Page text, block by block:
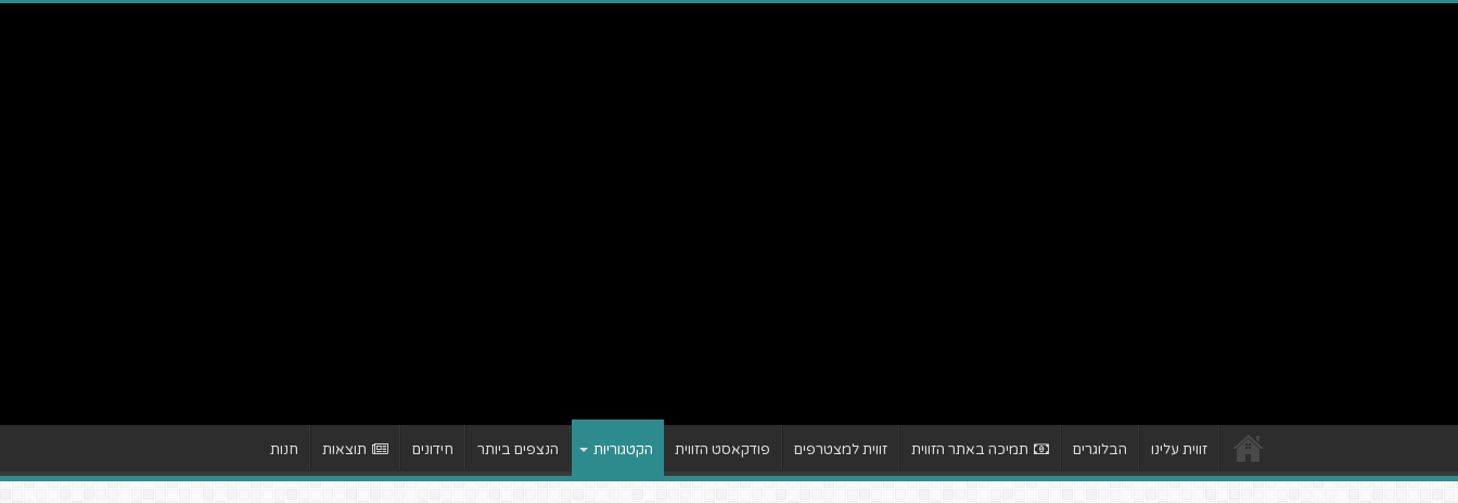
זווית עלינו הבלוגרים תמיכה באתר הזווית זווית למצטרפים פודקאסט הזווית הקטגוריות הנצפים ביותר חידונים תוצאות חנות